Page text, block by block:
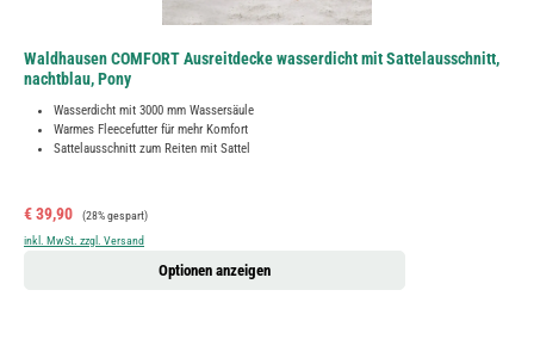
Waldhausen COMFORT Ausreitdecke wasserdicht mit Sattelausschnitt,
nachtblau, Pony
Wasserdicht mit 3000 mm Wassersäule
Warmes Fleecefutter für mehr Komfort
Sattelausschnitt zum Reiten mit Sattel
Verkaufspreis:
€ 39,90 Regulärer Preis:
(28% gespart)
inkl. MwSt. zzgl. Versand
Optionen anzeigen